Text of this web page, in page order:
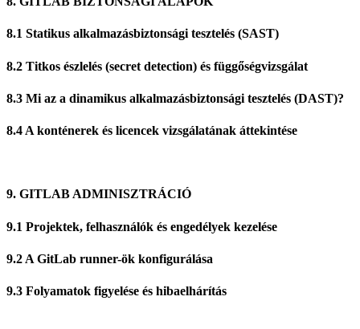
8.1 Statikus alkalmazásbiztonsági tesztelés (SAST)
8.2 Titkos észlelés (secret detection) és függőségvizsgálat
8.3 Mi az a dinamikus alkalmazásbiztonsági tesztelés (DAST)?
8.4 A konténerek és licencek vizsgálatának áttekintése
9. GITLAB ADMINISZTRÁCIÓ
9.1 Projektek, felhasználók és engedélyek kezelése
9.2 A GitLab runner-ök konfigurálása
9.3 Folyamatok figyelése és hibaelhárítás